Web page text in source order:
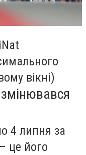
вікні)
4 липня за
це його